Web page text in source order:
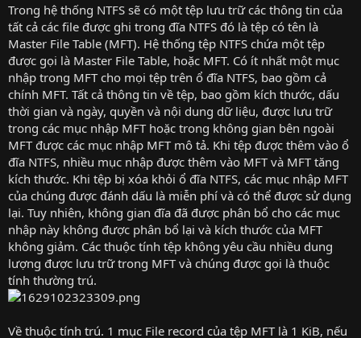
Trong hệ thống NTFS sẽ có một tệp lưu trữ các thông tin của
tất cả các file được ghi trong đĩa NTFS đó là tệp có tên là
Master File Table (MFT). Hệ thống tệp NTFS chứa một tệp
được gọi là Master File Table, hoặc MFT. Có ít nhất một mục
nhập trong MFT cho mọi tệp trên ổ đĩa NTFS, bao gồm cả
chính MFT. Tất cả thông tin về tệp, bao gồm kích thước, dấu
thời gian và ngày, quyền và nội dung dữ liệu, được lưu trữ
trong các mục nhập MFT hoặc trong không gian bên ngoài
MFT được các mục nhập MFT mô tả. Khi tệp được thêm vào ổ
đĩa NTFS, nhiều mục nhập được thêm vào MFT và MFT tăng
kích thước. Khi tệp bị xóa khỏi ổ đĩa NTFS, các mục nhập MFT
của chúng được đánh dấu là miễn phí và có thể được sử dụng
lại. Tuy nhiên, không gian đĩa đã được phân bổ cho các mục
nhập này không được phân bổ lại và kích thước của MFT
không giảm. Các thuộc tính tệp không yêu cầu nhiều dung
lượng được lưu trữ trong MFT và chúng được gọi là thuộc
tính thường trú.
Về thuộc tính trú. 1 mục File record của tệp MFT là 1 KiB, nếu